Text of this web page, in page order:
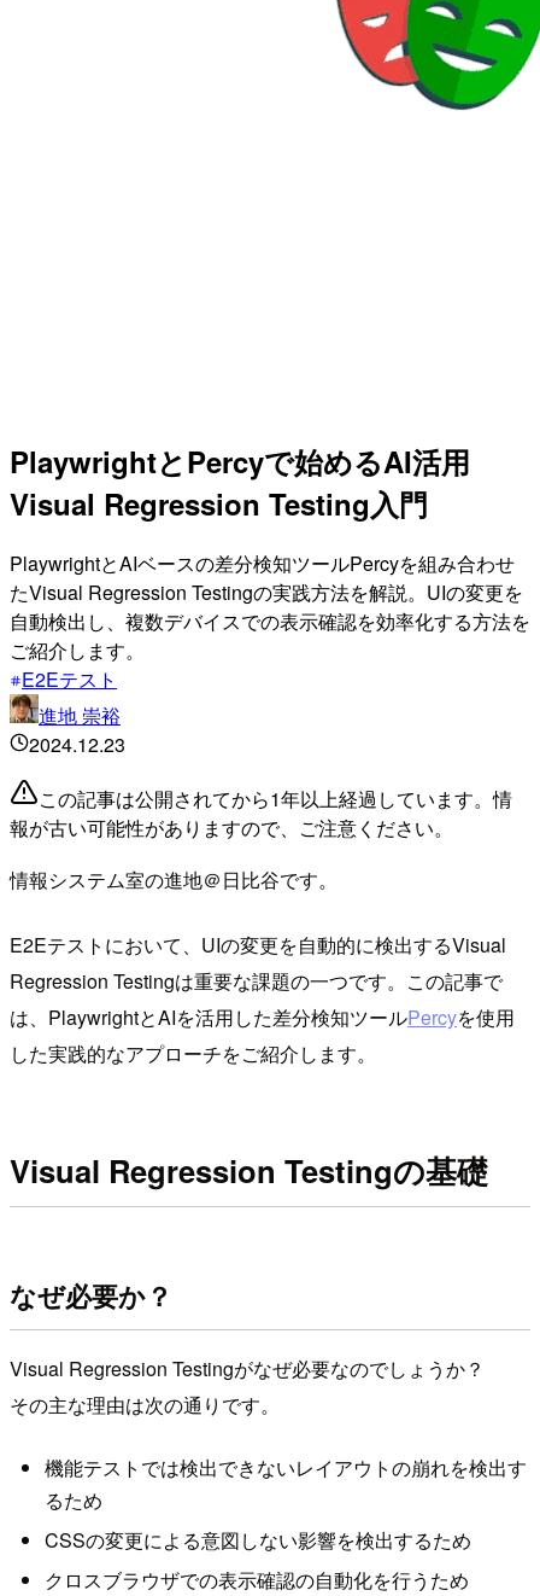
PlaywrightとPercyで始めるAI活用
Visual Regression Testing入門
PlaywrightとAIベースの差分検知ツールPercyを組み合わせ
たVisual Regression Testingの実践方法を解説。UIの変更を
自動検出し、複数デバイスでの表示確認を効率化する方法を
ご紹介します。
E2Eテスト
進地 崇裕
2024.12.23
この記事は公開されてから1年以上経過しています。情
報が古い可能性がありますので、ご注意ください。
情報システム室の進地＠日比谷です。
E2Eテストにおいて、UIの変更を自動的に検出するVisual
Regression Testingは重要な課題の一つです。この記事で
は、PlaywrightとAIを活用した差分検知ツールPercyを使用
した実践的なアプローチをご紹介します。
Visual Regression Testingの基礎
なぜ必要か？
Visual Regression Testingがなぜ必要なのでしょうか？
その主な理由は次の通りです。
機能テストでは検出できないレイアウトの崩れを検出す
るため
CSSの変更による意図しない影響を検出するため
クロスブラウザでの表示確認の自動化を行うため